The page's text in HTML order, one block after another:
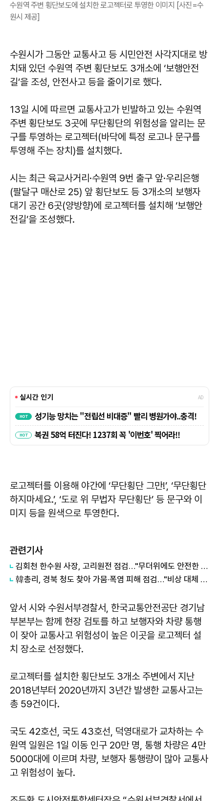
수원역 주변 횡단보도에 설치한 로고젝터로 투영한 이미지 [사진=수
원시 제공]
수원시가 그동안 교통사고 등 시민안전 사각지대로 방
치돼 있던 수원역 주변 횡단보도 3개소에 ‘보행안전
길’을 조성, 안전사고 등을 줄이기로 했다.
13일 시에 따르면 교통사고가 빈발하고 있는 수원역
주변 횡단보도 3곳에 무단횡단의 위험성을 알리는 문
구를 투영하는 로고젝터(바닥에 특정 로고나 문구를
투영해 주는 장치)를 설치했다.
시는 최근 육교사거리·수원역 9번 출구 앞·우리은행
(팔달구 매산로 25) 앞 횡단보도 등 3개소의 보행자
대기 공간 6곳(양방향)에 로고젝터를 설치해 ‘보행안
전길’을 조성했다.
로고젝터를 이용해 야간에 ‘무단횡단 그만!’, ‘무단횡단
하지마세요.’, ‘도로 위 무법자 무단횡단’ 등 문구와 이
미지 등을 원색으로 투영한다.
관련기사
김회천 한수원 사장, 고리원전 점검…"무더위에도 안전한 작업환경 중요"
韓총리, 경북 청도 찾아 가뭄·폭염 피해 점검…"비상 대체 수원 적극 활용"
앞서 시와 수원서부경찰서, 한국교통안전공단 경기남
부본부는 함께 현장 검토를 하고 보행자와 차량 통행
이 잦아 교통사고 위험성이 높은 이곳을 로고젝터 설
치 장소로 선정했다.
로고젝터를 설치한 횡단보도 3개소 주변에서 지난
2018년부터 2020년까지 3년간 발생한 교통사고는
총 59건이다.
국도 42호선, 국도 43호선, 덕영대로가 교차하는 수
원역 일원은 1일 이동 인구 20만 명, 통행 차량은 4만
5000대에 이르며 차량, 보행자 통행량이 많아 교통사
고 위험성이 높다.